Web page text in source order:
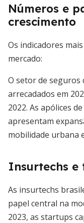
Números e
crescimento
Os indicadores
mercado:
O setor de seguros
arrecadados em
2022. As apólices
apresentam
mobilidade urbana
Insurtechs e
As insurtechs
papel central na
2023, as startups